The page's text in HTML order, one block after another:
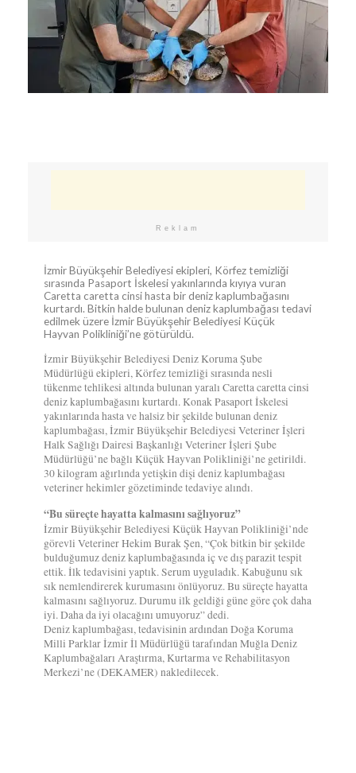
Reklam
İzmir Büyükşehir Belediyesi ekipleri, Körfez temizliği
sırasında Pasaport İskelesi yakınlarında kıyıya vuran
Caretta caretta cinsi hasta bir deniz kaplumbağasını
kurtardı. Bitkin halde bulunan deniz kaplumbağası tedavi
edilmek üzere İzmir Büyükşehir Belediyesi Küçük
Hayvan Polikliniği’ne götürüldü.
İzmir Büyükşehir Belediyesi Deniz Koruma Şube
Müdürlüğü ekipleri, Körfez temizliği sırasında nesli
tükenme tehlikesi altında bulunan yaralı Caretta caretta cinsi
deniz kaplumbağasını kurtardı. Konak Pasaport İskelesi
yakınlarında hasta ve halsiz bir şekilde bulunan deniz
kaplumbağası, İzmir Büyükşehir Belediyesi Veteriner İşleri
Halk Sağlığı Dairesi Başkanlığı Veteriner İşleri Şube
Müdürlüğü’ne bağlı Küçük Hayvan Polikliniği’ne getirildi.
30 kilogram ağırlında yetişkin dişi deniz kaplumbağası
veteriner hekimler gözetiminde tedaviye alındı.
“Bu süreçte hayatta kalmasını sağlıyoruz”
İzmir Büyükşehir Belediyesi Küçük Hayvan Polikliniği’nde
görevli Veteriner Hekim Burak Şen, “Çok bitkin bir şekilde
bulduğumuz deniz kaplumbağasında iç ve dış parazit tespit
ettik. İlk tedavisini yaptık. Serum uyguladık. Kabuğunu sık
sık nemlendirerek kurumasını önlüyoruz. Bu süreçte hayatta
kalmasını sağlıyoruz. Durumu ilk geldiği güne göre çok daha
iyi. Daha da iyi olacağını umuyoruz” dedi.
Deniz kaplumbağası, tedavisinin ardından Doğa Koruma
Milli Parklar İzmir İl Müdürlüğü tarafından Muğla Deniz
Kaplumbağaları Araştırma, Kurtarma ve Rehabilitasyon
Merkezi’ne (DEKAMER) nakledilecek.